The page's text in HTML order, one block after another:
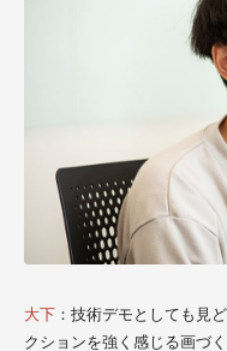
大下 ：技術デモとしても見
クションを強く感じる画づ